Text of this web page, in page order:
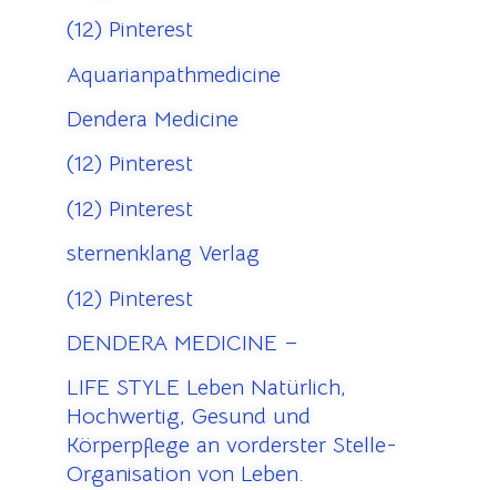
(12) Pinterest
Aquarianpathmedicine
Dendera Medicine
(12) Pinterest
(12) Pinterest
sternenklang Verlag
(12) Pinterest
DENDERA MEDICINE –
LIFE STYLE Leben Natürlich,
Hochwertig, Gesund und
Körperpflege an vorderster Stelle-
Organisation von Leben.